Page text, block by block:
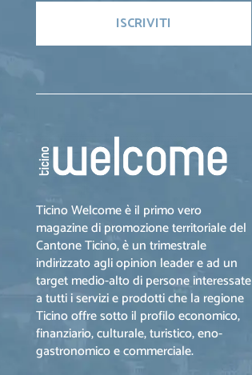
Ticino Welcome è il primo vero
magazine di promozione territoriale del
Cantone Ticino, è un trimestrale
indirizzato agli opinion leader e ad un
target medio-alto di persone interessate
a tutti i servizi e prodotti che la regione
Ticino offre sotto il profilo economico,
finanziario, culturale, turistico, eno-
gastronomico e commerciale.